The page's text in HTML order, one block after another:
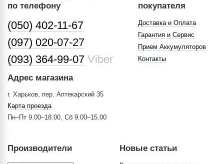
по телефону
(050) 402-11-67
(097) 020-07-27
(093) 364-99-07 Viber
Адрес магазина
г. Харьков, пер. Аптекарский 35
Карта проезда
Пн–Пт 9.00–18.00, Сб 9.00–15.00
покупателя
Доставка и Оплата
Гарантия и Сервис
Прием Аккумуляторов
Контакты
Производители Новые статьи